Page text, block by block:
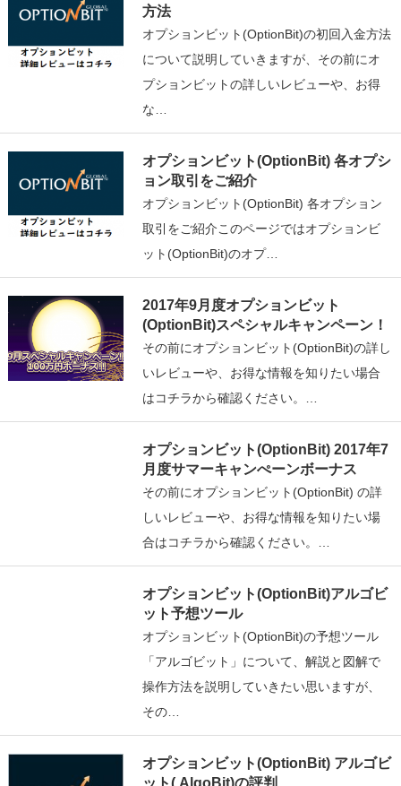
方法
オプションビット(OptionBit)の初回入金方法
について説明していきますが、その前にオ
プションビットの詳しいレビューや、お得
な…
オプションビット(OptionBit) 各オプシ
ョン取引をご紹介
オプションビット(OptionBit) 各オプション
取引をご紹介このページではオプションビ
ット(OptionBit)のオプ…
2017年9月度オプションビット
(OptionBit)スペシャルキャンペーン！
その前にオプションビット(OptionBit)の詳し
いレビューや、お得な情報を知りたい場合
はコチラから確認ください。…
オプションビット(OptionBit) 2017年7
月度サマーキャンぺーンボーナス
その前にオプションビット(OptionBit) の詳
しいレビューや、お得な情報を知りたい場
合はコチラから確認ください。…
オプションビット(OptionBit)アルゴビ
ット予想ツール
オプションビット(OptionBit)の予想ツール
「アルゴビット」について、解説と図解で
操作方法を説明していきたい思いますが、
その…
オプションビット(OptionBit) アルゴビ
ット( AlgoBit)の評判